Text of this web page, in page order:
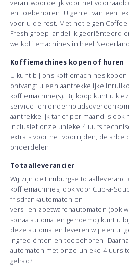
verantwoordelijk voor het
en toebehoren. U geniet van een
voor u de rest. Met het eigen
Fresh groep landelijk georiënteerd
we koffiemachines in heel
Koffiemachines kopen of huren
U kunt bij ons koffiemachines
ontvangt u een aantrekkelijke
koffiemachine(s). Bij koop kunt u
service- en
aantrekkelijk tarief per maand is ook
inclusief onze unieke 4 uurs
extra's voor het voorrijden, de
onderdelen.
Totaalleverancier
Wij zijn de Limburgse
koffiemachines, ook voor Cup-a-
frisdrankautomaten en
vers- en zoetwarenautomaten (ook
spiraalautomaten genoemd) kunt u
deze automaten leveren wij een
ingrediënten en toebehoren.
automaten met onze unieke 4 uurs
gehad?